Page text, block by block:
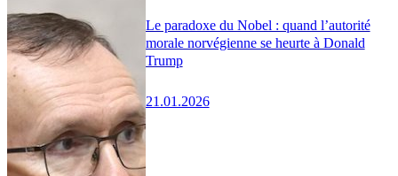
Le paradoxe du Nobel : quand l’autorité
morale norvégienne se heurte à Donald
Trump
21.01.2026